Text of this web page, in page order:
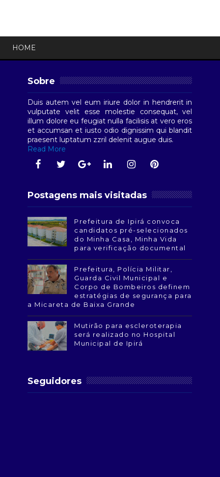
HOME
Sobre
Duis autem vel eum iriure dolor in hendrerit in
vulputate velit esse molestie consequat, vel
illum dolore eu feugiat nulla facilisis at vero eros
et accumsan et iusto odio dignissim qui blandit
praesent luptatum zzril delenit augue duis.
Read More
Postagens mais visitadas
Prefeitura de Ipirá convoca
candidatos pré-selecionados
do Minha Casa, Minha Vida
para verificação documental
Prefeitura, Polícia Militar,
Guarda Civil Municipal e
Corpo de Bombeiros definem
estratégias de segurança para
a Micareta de Baixa Grande
Mutirão para escleroterapia
será realizado no Hospital
Municipal de Ipirá
Seguidores